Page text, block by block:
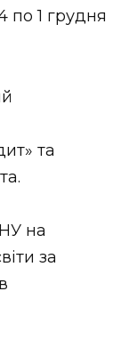
по 1 грудня
та
на
за